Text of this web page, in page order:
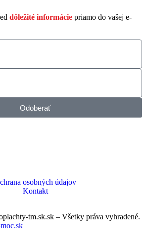
dôležité informácie priamo do vašej e-
Odoberať
osobných údajov
Kontakt
tm.sk.sk – Všetky práva vyhradené.